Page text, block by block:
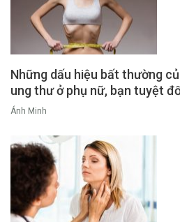
Những dấu hiệu bất thường
ung thư ở phụ nữ, bạn tuyệt
Ánh Minh